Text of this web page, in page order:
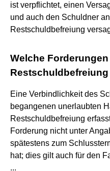
ist verpflichtet, einen
und auch den Schuldner
Restschuldbefreiung
Welche
Eine Verbindlichkeit des
begangenen unerlaubten
Restschuldbefreiung
Forderung nicht unter
spätestens zum
hat; dies gilt auch für den
...